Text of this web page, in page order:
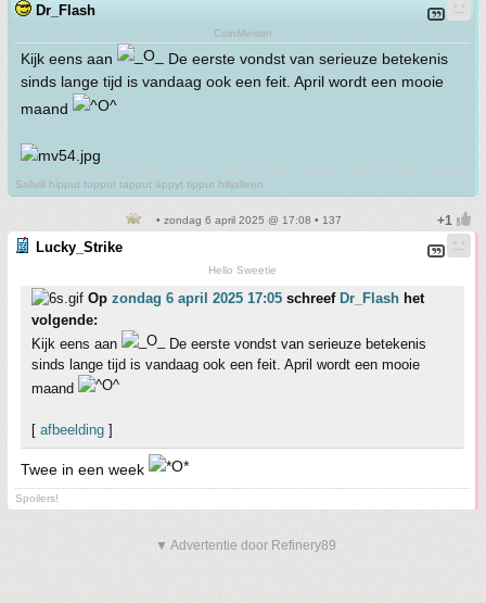
Dr_Flash
CoinMeister
Kijk eens aan
De eerste vondst van serieuze betekenis
sinds lange tijd is vandaag ook een feit. April wordt een mooie
maand
Salivili hipput tupput tapput äppyt tipput hilijalleen
• zondag 6 april 2025 @ 17:08 • 137
Lucky_Strike
Hello Sweetie
Op zondag 6 april 2025 17:05 schreef Dr_Flash het
volgende:
Kijk eens aan
De eerste vondst van serieuze betekenis
sinds lange tijd is vandaag ook een feit. April wordt een mooie
maand
[ afbeelding ]
Twee in een week
Spoilers!
▼ Advertentie door Refinery89